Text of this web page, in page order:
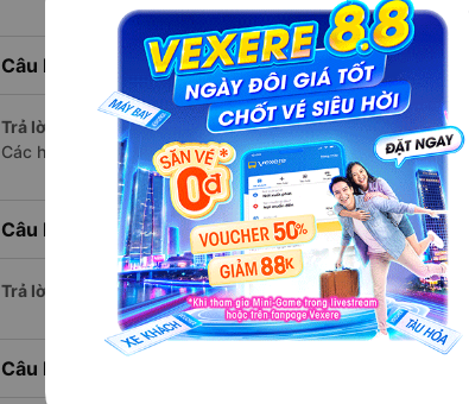
Câu hỏi: Mỗi ngày có bao nhiêu chuyến limousine
Trả lời: Mỗi ngày có tới24 chuyến limousinehoạt động
Các hãng nổi bật gồm:Saco Travel,...
Câu hỏi: Xe limousine nào khởi hành từ Tây Ninh
Trả lời: Chuyến limousine sớm nhất khởi hành lúc5:10, do
Câu hỏi: Xe limousine nào khởi hành từ Sân bay